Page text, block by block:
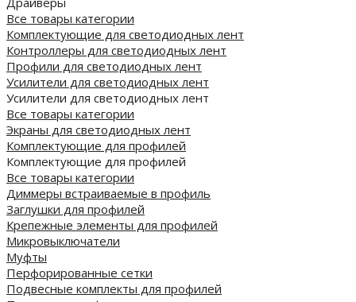
Все товары категории
Комплектующие для светодиодных лент
Контроллеры для светодиодных лент
Профили для светодиодных лент
Усилители для светодиодных лент
Усилители для светодиодных лент
Все товары категории
Экраны для светодиодных лент
Комплектующие для профилей
Комплектующие для профилей
Все товары категории
Диммеры встраиваемые в профиль
Заглушки для профилей
Крепежные элементы для профилей
Микровыключатели
Муфты
Перфорированные сетки
Подвесные комплекты для профилей